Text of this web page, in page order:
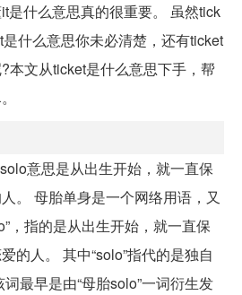
是什么意思真的很重要。 虽然tick
什么意思你未必清楚，还有ticket
本文从ticket是什么意思下手，帮
意思是从出生开始，就一直保
。 母胎单身是一个网络用语，又
，指的是从出生开始，就一直保
的人。 其中“solo”指代的是独自
最早是由“母胎solo”一词衍生发